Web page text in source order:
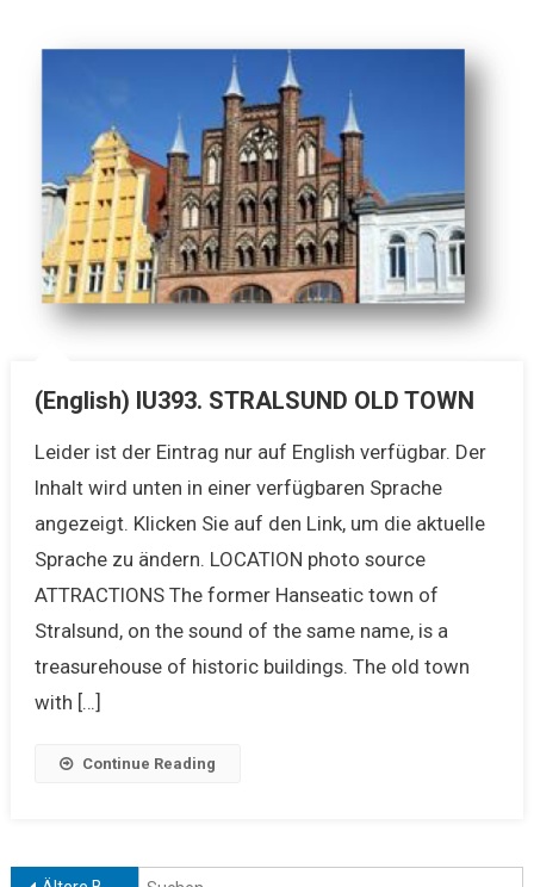
(English) IU393. STRALSUND OLD TOWN
Leider ist der Eintrag nur auf English verfügbar. Der
Inhalt wird unten in einer verfügbaren Sprache
angezeigt. Klicken Sie auf den Link, um die aktuelle
Sprache zu ändern. LOCATION photo source
ATTRACTIONS The former Hanseatic town of
Stralsund, on the sound of the same name, is a
treasurehouse of historic buildings. The old town
with […]
Continue Reading